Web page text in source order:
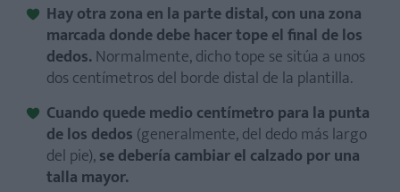
Hay otra zona en la parte distal, con una zona
marcada donde debe hacer tope el final de los
dedos.Normalmente, dicho tope se sitúa a unos
dos centímetros del borde distal de la plantilla.
Cuando quede medio centímetro para la punta
de los dedos (generalmente, del dedo más largo
del pie),se debería cambiar el calzado por una
talla mayor.